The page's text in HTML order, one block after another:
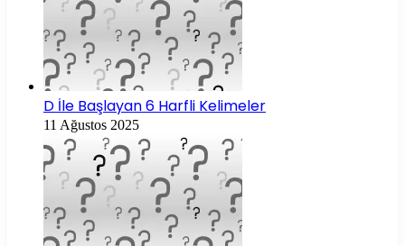
D İle Başlayan 6 Harfli Kelimeler
11 Ağustos 2025